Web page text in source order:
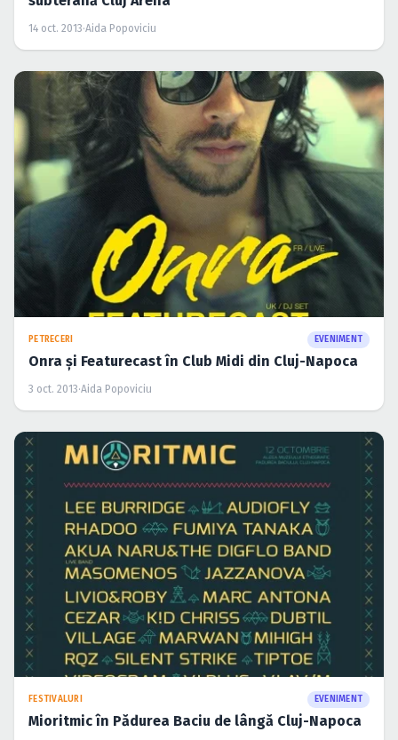
14 oct. 2013·Aida Popoviciu
PETRECERI EVENIMENT
Onra şi Featurecast în Club Midi din Cluj-Napoca
3 oct. 2013·Aida Popoviciu
FESTIVALURI EVENIMENT
Mioritmic în Pădurea Baciu de lângă Cluj-Napoca